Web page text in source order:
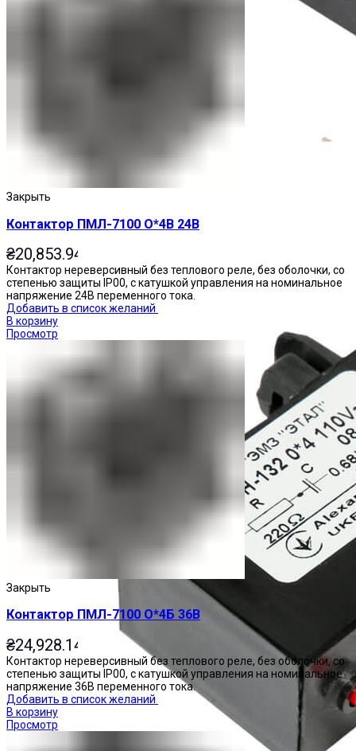
Закрыть
Контактор ПМЛ-7100 О*4В 24В
₴20,853.94
Контактор нереверсивный без теплового реле, без оболочки, со
степенью защиты IP00, с катушкой управления на номинальное
напряжение 24В переменного тока.
Добавить в список желаний
В корзину
Просмотр
Закрыть
Контактор ПМЛ-7100 О*4Б 36В
₴24,928.14
Контактор нереверсивный без теплового реле, без оболочки, со
степенью защиты IP00, с катушкой управления на номинальное
напряжение 36В переменного тока.
Добавить в список желаний
В корзину
Просмотр